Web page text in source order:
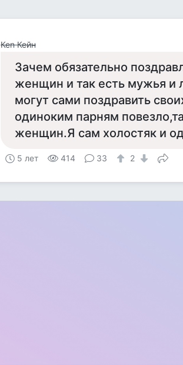
Кеn Кейн
Зачем обязательно
женщин и так есть мужья
могут сами поздравить
одиноким парням
женщин.Я сам холостяк и
5 лет 414 33 2